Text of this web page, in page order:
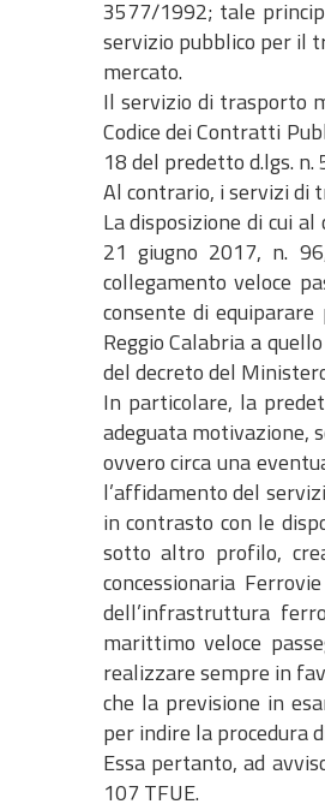
3577/1992; tale
servizio pubblico per il
mercato.
Il servizio di trasporto
Codice dei Contratti
18 del predetto d.lgs. n.
Al contrario, i servizi di
La disposizione di cui al
21 giugno 2017, n.
collegamento veloce
consente di
Reggio Calabria a
del decreto del
In particolare, la
adeguata
ovvero circa una
l’affidamento del
in contrasto con le
sotto altro profilo,
concessionaria
dell’infrastruttura
marittimo veloce
realizzare sempre in
che la previsione in
per indire la procedura
​​​​​​​Essa pertanto, ad
107 TFUE.